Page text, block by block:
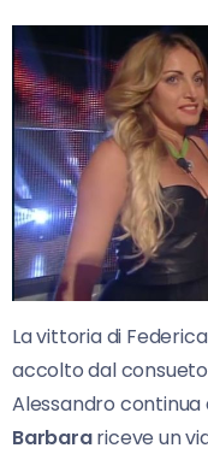
La vittoria di
accolto dal
Alessandro continua
Barbarariceve un